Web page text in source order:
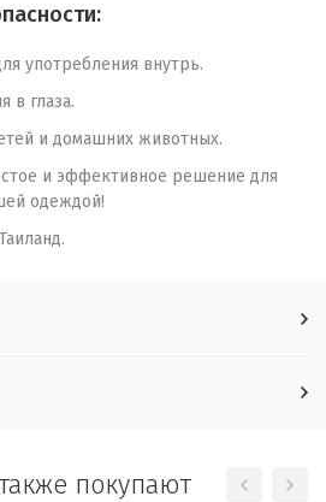
употребления внутрь.
в глаза.
и домашних животных.
и эффективное решение для
одеждой!
покупают